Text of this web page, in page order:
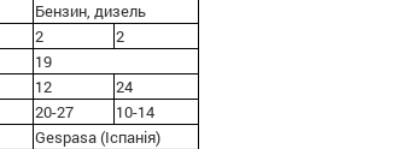
Бензин, дизель
2
2
19
12
24
20-27
10-14
Gespasa (Іспанія)